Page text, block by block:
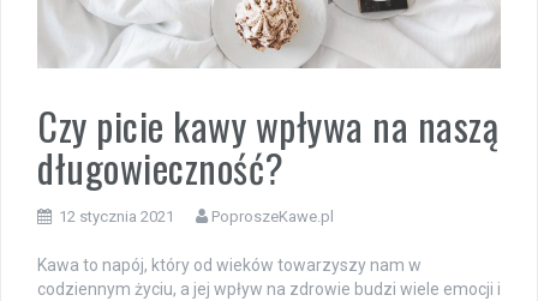
Czy picie kawy wpływa na naszą
długowieczność?
12 stycznia 2021 PoproszeKawe.pl
Kawa to napój, który od wieków towarzyszy nam w
codziennym życiu, a jej wpływ na zdrowie budzi wiele emocji i